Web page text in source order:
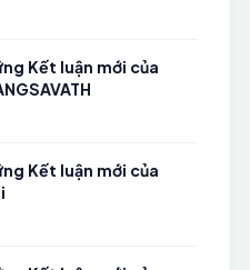
Kết luận mới của
Kết luận mới của